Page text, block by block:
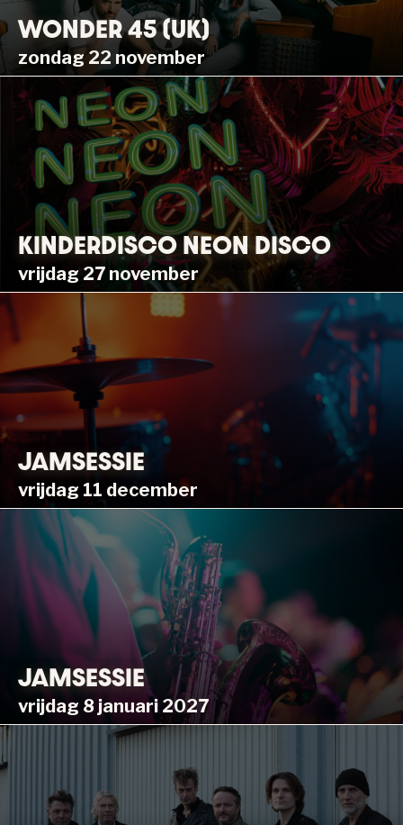
WONDER 45 (UK)
zondag 22 november
KINDERDISCO NEON DISCO
vrijdag 27 november
JAMSESSIE
vrijdag 11 december
JAMSESSIE
vrijdag 8 januari 2027